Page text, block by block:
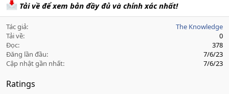
Tải về để xem bản đầy đủ và chính xác nhất!
Tác giả
The Knowledge
Tải về
0
Đọc
378
Đăng lần đầu
7/6/23
Cập nhật gần nhất
7/6/23
Ratings